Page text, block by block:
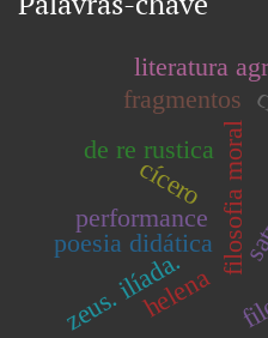
cícero filosofia moral
literatura
poesia didática
de re rustica
fragmentos
zeus. ilíada.
helena
performance